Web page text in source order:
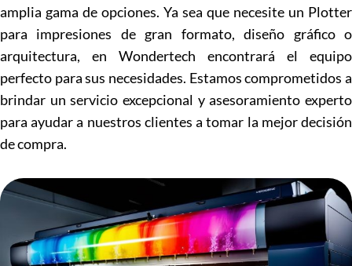
amplia gama de opciones. Ya sea que necesite un Plotter
para impresiones de gran formato, diseño gráfico o
arquitectura, en Wondertech encontrará el equipo
perfecto para sus necesidades. Estamos comprometidos a
brindar un servicio excepcional y asesoramiento experto
para ayudar a nuestros clientes a tomar la mejor decisión
de compra.